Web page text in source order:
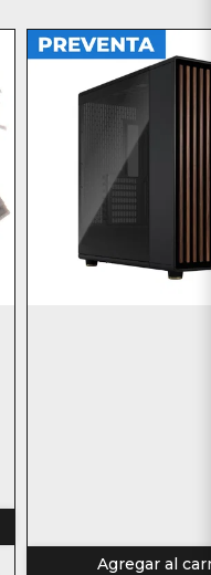
Agregar al